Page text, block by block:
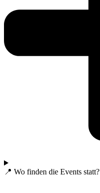
📍 Wo finden die Events statt?